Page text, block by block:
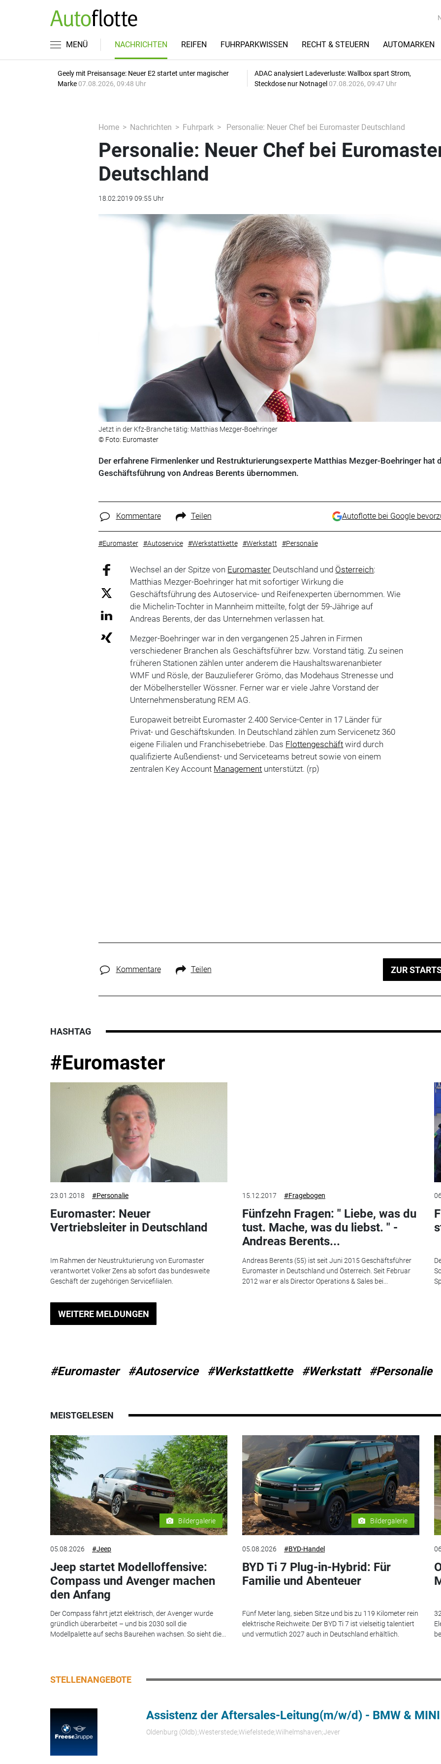
MENÜ NACHRICHTEN REIFEN FUHRPARKWISSEN RECHT & STEUERN AUTOMARKEN
Geely mit Preisansage: Neuer E2 startet unter magischer
Marke 07.08.2026, 09:48 Uhr
ADAC analysiert Ladeverluste: Wallbox spart Strom,
Steckdose nur Notnagel 07.08.2026, 09:47 Uhr
Home Nachrichten Fuhrpark Personalie: Neuer Chef bei Euromaster Deutschland
Personalie: Neuer Chef bei
Deutschland
18.02.2019 09:55 Uhr
Jetzt in der Kfz-Branche tätig: Matthias Mezger-Boehringer
© Foto: Euromaster
Der erfahrene Firmenlenker und Restrukturierungsexperte Matthias Mezger-Boehringer hat
Geschäftsführung von Andreas Berents übernommen.
Kommentare Teilen Autoflotte bei Google
#Euromaster #Autoservice #Werkstattkette #Werkstatt #Personalie
Wechsel an der Spitze von Euromaster Deutschland und Österreich:
Matthias Mezger-Boehringer hat mit sofortiger Wirkung die
Geschäftsführung des Autoservice- und Reifenexperten übernommen. Wie
die Michelin-Tochter in Mannheim mitteilte, folgt der 59-Jährige auf
Andreas Berents, der das Unternehmen verlassen hat.
Mezger-Boehringer war in den vergangenen 25 Jahren in Firmen
verschiedener Branchen als Geschäftsführer bzw. Vorstand tätig. Zu seinen
früheren Stationen zählen unter anderem die Haushaltswarenanbieter
WMF und Rösle, der Bauzulieferer Grömo, das Modehaus Strenesse und
der Möbelhersteller Wössner. Ferner war er viele Jahre Vorstand der
Unternehmensberatung REM AG.
Europaweit betreibt Euromaster 2.400 Service-Center in 17 Länder für
Privat- und Geschäftskunden. In Deutschland zählen zum Servicenetz 360
eigene Filialen und Franchisebetriebe. Das Flottengeschäft wird durch
qualifizierte Außendienst- und Serviceteams betreut sowie von einem
zentralen Key Account Management unterstützt. (rp)
Kommentare Teilen ZUR
HASHTAG
#Euromaster
23.01.2018 #Personalie
Euromaster: Neuer
Vertriebsleiter in Deutschland
Im Rahmen der Neustrukturierung von Euromaster
verantwortet Volker Zens ab sofort das bundesweite
Geschäft der zugehörigen Servicefilialen.
15.12.2017 #Fragebogen
Fünfzehn Fragen: " Liebe, was du
tust. Mache, was du liebst. " -
Andreas Berents...
Andreas Berents (55) ist seit Juni 2015 Geschäftsführer
Euromaster in Deutschland und Österreich. Seit Februar
2012 war er als Director Operations & Sales bei...
WEITERE MELDUNGEN
#Euromaster #Autoservice #Werkstattkette #Werkstatt #Personalie
MEISTGELESEN
Bildergalerie
05.08.2026 #Jeep
Jeep startet Modelloffensive:
Compass und Avenger machen
den Anfang
Der Compass fährt jetzt elektrisch, der Avenger wurde
gründlich überarbeitet – und bis 2030 soll die
Modellpalette auf sechs Baureihen wachsen. So sieht die...
Bildergalerie
05.08.2026 #BYD-Handel
BYD Ti 7 Plug-in-Hybrid: Für
Familie und Abenteuer
Fünf Meter lang, sieben Sitze und bis zu 119 Kilometer rein
elektrische Reichweite: Der BYD Ti 7 ist vielseitig talentiert
und vermutlich 2027 auch in Deutschland erhältlich.
STELLENANGEBOTE
Assistenz der Aftersales-Leitung(m/w/d) - BMW & MINI
Oldenburg (Oldb);Westerstede;Wiefelstede;Wilhelmshaven;Jever